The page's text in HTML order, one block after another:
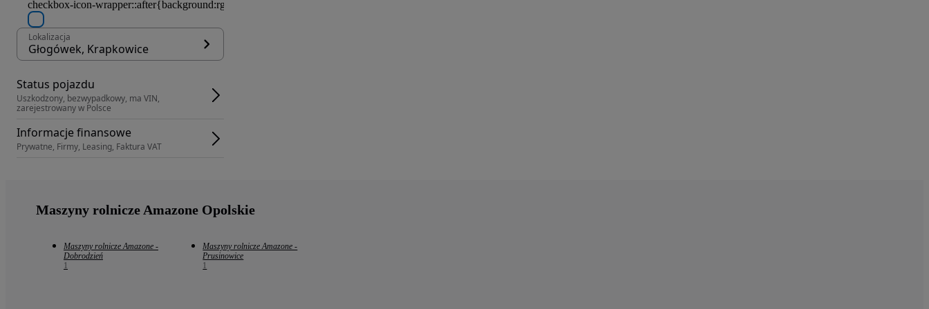
Lokalizacja
Głogówek, Krapkowice
Status pojazdu
Uszkodzony, bezwypadkowy, ma VIN,
zarejestrowany w Polsce
Informacje finansowe
Prywatne, Firmy, Leasing, Faktura VAT
Maszyny rolnicze Amazone Opolskie
Maszyny rolnicze Amazone -
Dobrodzień
1
Maszyny rolnicze Amazone -
Prusinowice
1